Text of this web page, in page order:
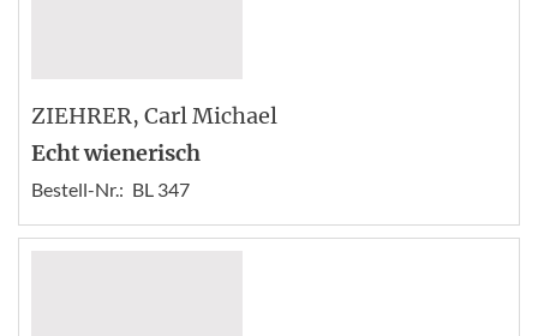
ZIEHRER, Carl Michael
Echt wienerisch
Bestell-Nr.: BL 347